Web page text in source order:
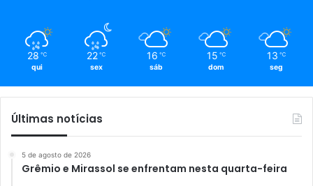
28 ℃
qui
22 ℃
sex
16 ℃
sáb
15 ℃
dom
13 ℃
seg
Últimas notícias
5 de agosto de 2026
Grêmio e Mirassol se enfrentam nesta quarta-feira